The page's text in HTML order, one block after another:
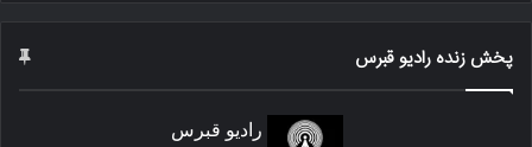
پخش زنده رادیو قبرس
رادیو قبرس